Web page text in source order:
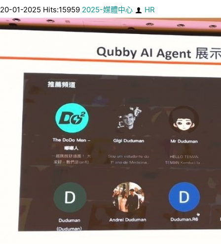
20-01-2025 Hits:15959 2025-媒體中心 HR